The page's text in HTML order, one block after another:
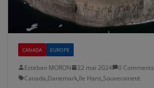
CANADA EUROPE
Esteban MORON 22 mai 2024
0 Comments
Canada,Danemark,île Hans,Souveraineté